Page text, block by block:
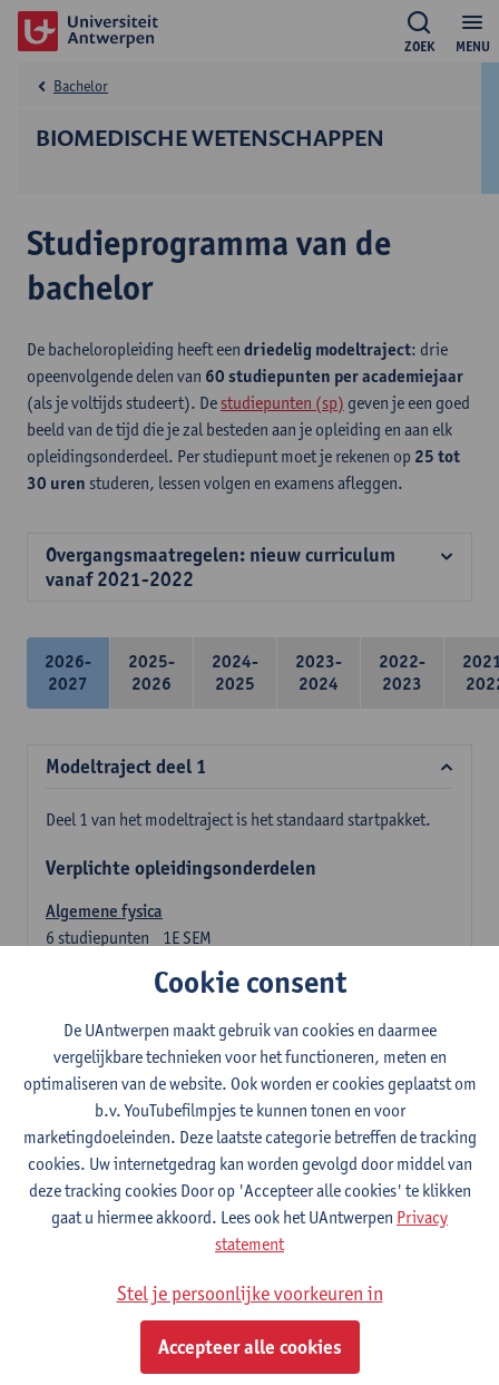
MENU
ZOEK
BIOMEDISCHE WETENSCHAPPEN
Bachelor
Studieprogramma van de
bachelor
De bacheloropleiding heeft een driedelig modeltraject: drie
opeenvolgende delen van 60 studiepunten per academiejaar
(als je voltijds studeert). De studiepunten (sp) geven je een goed
beeld van de tijd die je zal besteden aan je opleiding en aan elk
opleidingsonderdeel. Per studiepunt moet je rekenen op 25 tot
30 uren studeren, lessen volgen en examens afleggen.
Overgangsmaatregelen: nieuw curriculum
vanaf 2021-2022
2026-
2027
2025-
2026
2024-
2025
2023-
2024
2022-
2023
Modeltraject deel 1
Deel 1 van het modeltraject is het standaard startpakket.
Verplichte opleidingsonderdelen
Algemene fysica
1E SEM
6 studiepunten
1E SEM
studiepunten
Lesgever(s):
Jan Sijbers
Algemene chemie m.i.v. labovaardigheden
1E SEM
7studiepunten
Lesgever(s):
Frank Blockhuys Christophe De Bie
Studium generale in de biomedische wetenschappen deel
1: onderzoek in de levenswetenschappen
Lesgever(s):
Anja Verhulst Sebastiaan De Schepper
1E SEM
Cookie consent
De UAntwerpen maakt gebruik van cookies en daarmee
vergelijkbare technieken voor het functioneren, meten en
optimaliseren van de website. Ook worden er cookies geplaatst om
b.v. YouTubefilmpjes te kunnen tonen en voor
marketingdoeleinden. Deze laatste categorie betreffen de tracking
cookies. Uw internetgedrag kan worden gevolgd door middel van
deze tracking cookies Door op 'Accepteer alle cookies' te klikken
gaat u hiermee akkoord. Lees ook het UAntwerpen Privacy
statement
Stel je persoonlijke voorkeuren in
Accepteer alle cookies